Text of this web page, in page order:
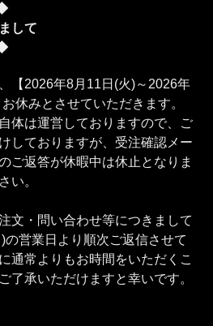
して
【2026年8月11日(火)～2026年
休みとさせていただきます。
体は運営しておりますので、ご
しておりますが、受注確認メー
ご返答が休暇中は休止となりま
い。
文・問い合わせ等につきまして
の営業日より順次ご返信させて
通常よりもお時間をいただくこ
了承いただけますと幸いです。